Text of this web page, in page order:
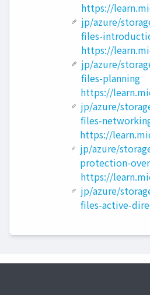
https://
jp/azure/
files-
https://
jp/azure/
files-planning
https://
jp/azure/
files-
https://
jp/azure/
protection-
https://
jp/azure/
files-active-